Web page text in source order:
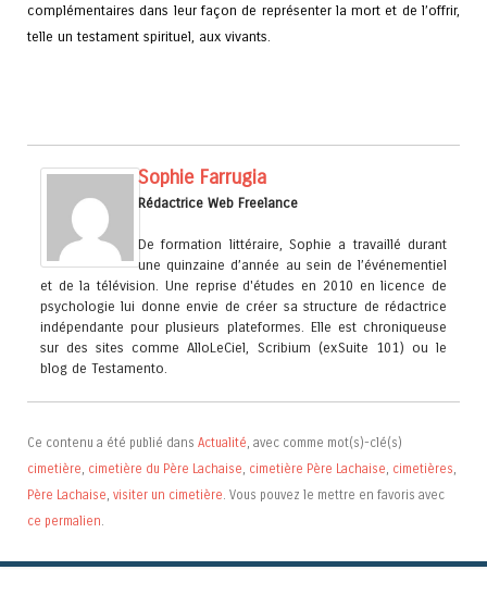
complémentaires dans leur façon de représenter la mort et de l’offrir,
telle un testament spirituel, aux vivants.
Sophie Farrugia
Rédactrice Web Freelance
De formation littéraire, Sophie a travaillé durant
une quinzaine d’année au sein de l’événementiel
et de la télévision. Une reprise d'études en 2010 en licence de
psychologie lui donne envie de créer sa structure de rédactrice
indépendante pour plusieurs plateformes. Elle est chroniqueuse
sur des sites comme AlloLeCiel, Scribium (exSuite 101) ou le
blog de Testamento.
Ce contenu a été publié dans Actualité, avec comme mot(s)-clé(s)
cimetière, cimetière du Père Lachaise, cimetière Père Lachaise, cimetières,
Père Lachaise, visiter un cimetière. Vous pouvez le mettre en favoris avec
ce permalien.